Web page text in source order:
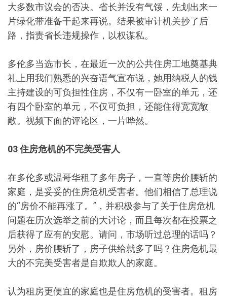
大多数市议会的否决。省长并没有气馁，先划出来一
片绿化带准备干起来再说。结果被审计机关抄了后
路，指责省长违规操作，以权谋私。
多伦多当选市长，在最近一次的公共住房工地奠基典
礼上用我们熟悉的兴奋语气宣布说，她用纳税人的钱
主持建设的可负担性住房，不仅有一卧室的单元，还
有四个卧室的单元，不仅可负担，还能住得宽宽敞
敞。视频下面的评论区，一片哗然。
03 住房危机的不完美受害人
在多伦多或温哥华租了多年房子，一直等房价腰斩的
家庭，是妥妥的住房危机受害者。他们相信了总理说
的“房价不能再涨了。”，并积极参与了关于住房危机
问题在历次选举之前的大讨论，而且每次都在投票之
后获得了应有的安慰。请问，市场听过总理的话吗？
另外，房价腰斩了，房子供给就多了吗？住房危机最
大的不完美受害者是自欺欺人的家庭。
认为租房更便宜的家庭也是住房危机的受害者。租房